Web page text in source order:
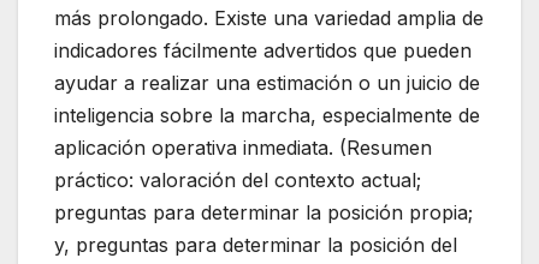
más prolongado. Existe una variedad amplia de
indicadores fácilmente advertidos que pueden
ayudar a realizar una estimación o un juicio de
inteligencia sobre la marcha, especialmente de
aplicación operativa inmediata. (Resumen
práctico: valoración del contexto actual;
preguntas para determinar la posición propia;
y, preguntas para determinar la posición del